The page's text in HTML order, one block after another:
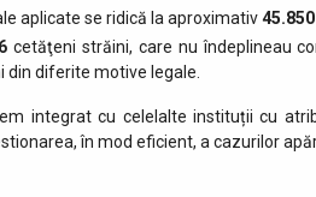
aplicate se ridică la aproximativ45.850
cetăţeni străini, care nu îndeplineau
din diferite motive legale.
integrat cu celelalte instituții cu
în mod eficient, a cazurilor